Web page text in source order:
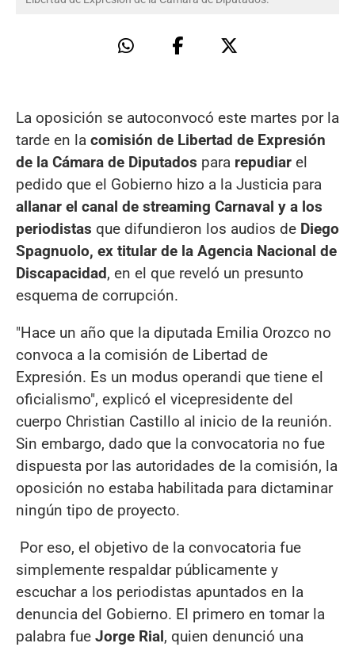
La oposición se autoconvocó este martes por la
tarde en la comisión de Libertad de Expresión
de la Cámara de Diputados para repudiar el
pedido que el Gobierno hizo a la Justicia para
allanar el canal de streaming Carnaval y a los
periodistas que difundieron los audios de Diego
Spagnuolo, ex titular de la Agencia Nacional de
Discapacidad, en el que reveló un presunto
esquema de corrupción.
"Hace un año que la diputada Emilia Orozco no
convoca a la comisión de Libertad de
Expresión. Es un modus operandi que tiene el
oficialismo", explicó el vicepresidente del
cuerpo Christian Castillo al inicio de la reunión.
Sin embargo, dado que la convocatoria no fue
dispuesta por las autoridades de la comisión, la
oposición no estaba habilitada para dictaminar
ningún tipo de proyecto.
Por eso, el objetivo de la convocatoria fue
simplemente respaldar públicamente y
escuchar a los periodistas apuntados en la
denuncia del Gobierno. El primero en tomar la
palabra fue Jorge Rial, quien denunció una